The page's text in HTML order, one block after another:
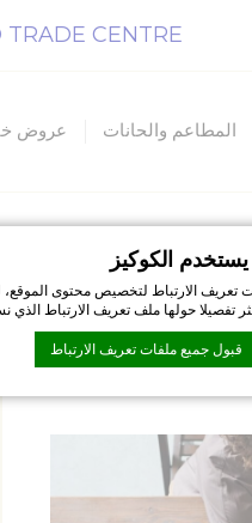
الكوكيز
تعريف الارتباط لتخصيص محتوى
تفصيلا حولها ملف تعريف الارتباط
قبول جميع ملفات تعريف الارتباط
تعريف الارتباط؟
الارتباط هي بت القليل من المعلومات
أو اختيار الفئات التي تريد السماح بها.
CENTRE
المطاعم والحانات عروض
دايموند